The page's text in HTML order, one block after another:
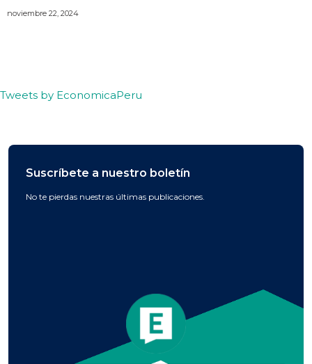
noviembre 22, 2024
Tweets by EconomicaPeru
Suscríbete a nuestro boletín
No te pierdas nuestras últimas publicaciones.